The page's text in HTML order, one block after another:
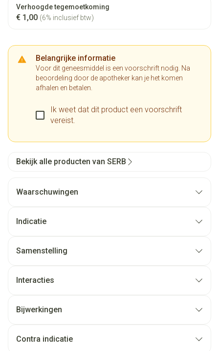
Verhoogde tegemoetkoming
€ 1,00 (6% inclusief btw)
Belangrijke informatie
Voor dit geneesmiddel is een voorschrift nodig. Na
beoordeling door de apotheker kan je het komen
afhalen en betalen.
Ik weet dat dit product een voorschrift
vereist.
Bekijk alle producten van SERB
Waarschuwingen
Indicatie
Samenstelling
Interacties
Bijwerkingen
Contra indicatie